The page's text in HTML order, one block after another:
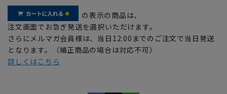
の表示の商品は、
注文画面でお急ぎ発送を選択いただけます。
さらにメルマガ会員様は、当日12:00までのご注文で当日発送
となります。（補正商品の場合は対応不可）
詳しくはこちら